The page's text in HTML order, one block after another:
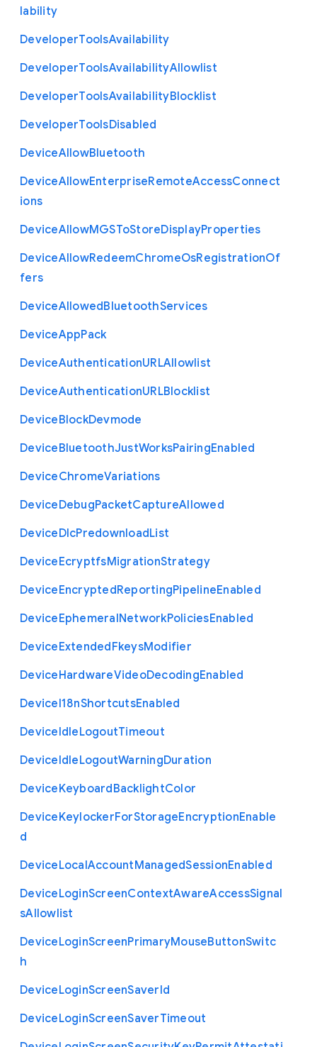
lability
DeveloperToolsAvailability
DeveloperToolsAvailabilityAllowlist
DeveloperToolsAvailabilityBlocklist
DeveloperToolsDisabled
DeviceAllowBluetooth
DeviceAllowEnterpriseRemoteAccessConnect
ions
DeviceAllowMGSToStoreDisplayProperties
DeviceAllowRedeemChromeOsRegistrationOf
fers
DeviceAllowedBluetoothServices
DeviceAppPack
DeviceAuthenticationURLAllowlist
DeviceAuthenticationURLBlocklist
DeviceBlockDevmode
DeviceBluetoothJustWorksPairingEnabled
DeviceChromeVariations
DeviceDebugPacketCaptureAllowed
DeviceDlcPredownloadList
DeviceEcryptfsMigrationStrategy
DeviceEncryptedReportingPipelineEnabled
DeviceEphemeralNetworkPoliciesEnabled
DeviceExtendedFkeysModifier
DeviceHardwareVideoDecodingEnabled
DeviceI18nShortcutsEnabled
DeviceIdleLogoutTimeout
DeviceIdleLogoutWarningDuration
DeviceKeyboardBacklightColor
DeviceKeylockerForStorageEncryptionEnable
d
DeviceLocalAccountManagedSessionEnabled
DeviceLoginScreenContextAwareAccessSignal
sAllowlist
DeviceLoginScreenPrimaryMouseButtonSwitc
h
DeviceLoginScreenSaverId
DeviceLoginScreenSaverTimeout